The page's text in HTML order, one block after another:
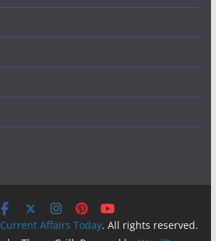
Current Affairs Today. All rights reserved.